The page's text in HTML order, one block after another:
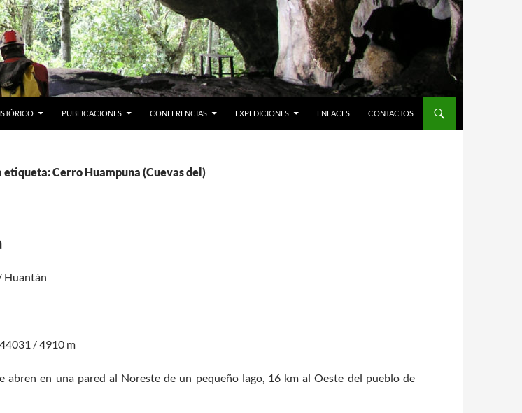
PUBLICACIONES CONFERENCIAS EXPEDICIONES ENLACES CONTACTOS
Cerro Huampuna (Cuevas del)
Huantán
/ 4910 m
abren en una pared al Noreste de un pequeño lago, 16 km al Oeste del pueblo de